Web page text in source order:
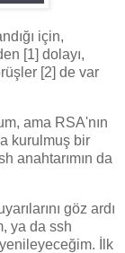
için,
[1] dolayı,
[2] de var
ama RSA'nın
kurulmuş bir
anahtarımın da
göz ardı
ya da ssh
İlk